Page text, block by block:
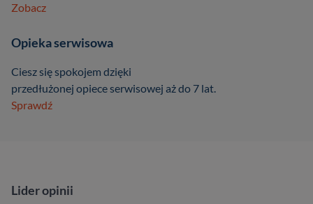
Zobacz
Opieka serwisowa
Ciesz się spokojem dzięki
przedłużonej opiece serwisowej aż do 7 lat.
Sprawdź
Lider opinii